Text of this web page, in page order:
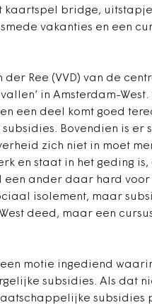
kaartspel bridge,
vakanties en een
der Ree (VVD) van de
in Amsterdam-
een deel komt goed
Bovendien is er
zich niet in moet
en staat in het geding
ander daar hard voor
isolement, maar
deed, maar een
een motie ingediend
subsidies. Als dat
subsidies